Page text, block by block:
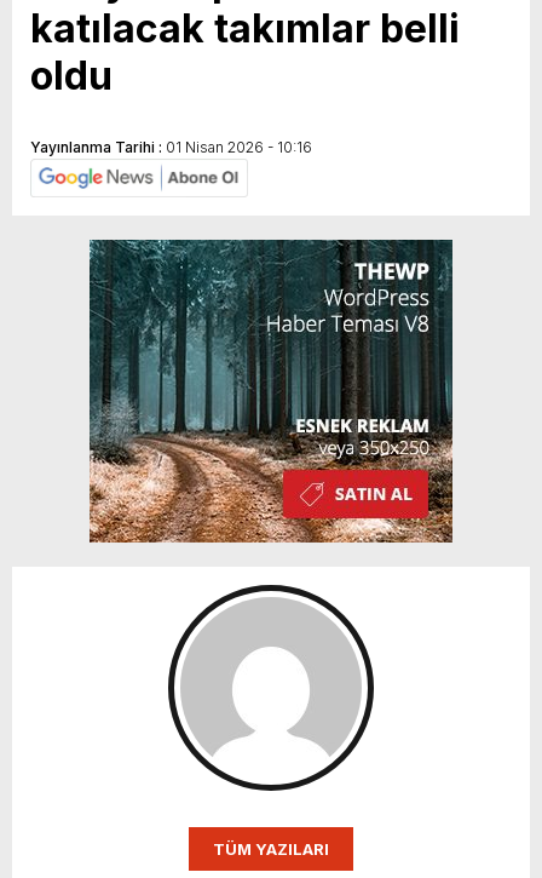
katılacak takımlar belli
oldu
Yayınlanma Tarihi : 01 Nisan 2026 - 10:16
TÜM YAZILARI